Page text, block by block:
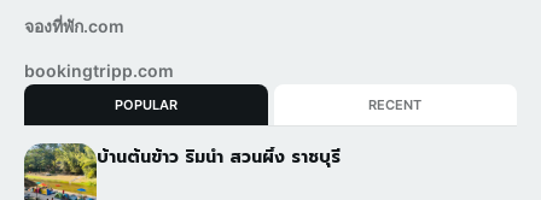
จองที่พัก.com
bookingtripp.com
POPULAR RECENT
บ้านต้นข้าว ริมน้ำ สวนผึ้ง ราชบุรี